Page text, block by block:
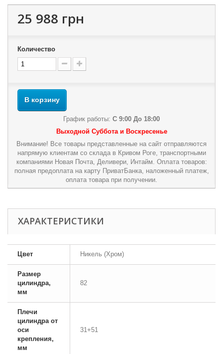
25 988 грн
Количество
В корзину
График работы: С 9:00 До 18:00
Выходной Суббота и Воскресенье
Внимание! Все товары представленные на сайт отправляются
напрямую клиентам со склада в Кривом Роге, транспортными
компаниями Новая Почта, Деливери, Интайм. Оплата товаров:
полная предоплата на карту ПриватБанка, наложенный платеж,
оплата товара при получении.
ХАРАКТЕРИСТИКИ
Цвет Никель (Хром)
Размер
цилиндра,
мм
82
Плечи
цилиндра от
оси
крепления,
мм
31+51